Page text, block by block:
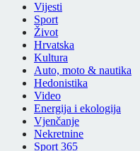
Vijesti
Sport
Život
Hrvatska
Kultura
Auto, moto & nautika
Hedonistika
Video
Energija i ekologija
Vjenčanje
Nekretnine
Sport 365